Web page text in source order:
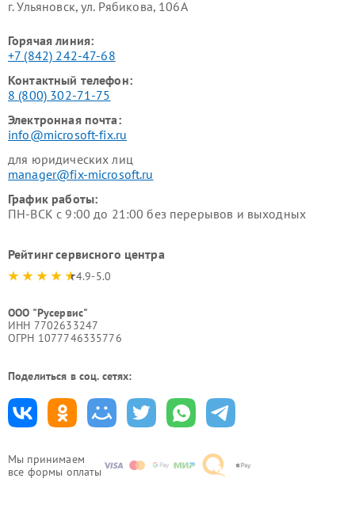
Мы принимаем
все формы оплаты
г. Ульяновск, ул. Рябикова, 106А
Горячая линия:
+7 (842) 242-47-68
Контактный телефон:
8 (800) 302-71-75
Электронная почта:
info@microsoft-fix.ru
для юридических лиц
manager@fix-microsoft.ru
График работы:
ПН-ВСК с 9:00 до 21:00 без перерывов и выходных
Рейтинг сервисного центра
4.9-5.0
ООО "Русервис"
ИНН 7702633247
ОГРН 1077746335776
Поделиться в соц. сетях: